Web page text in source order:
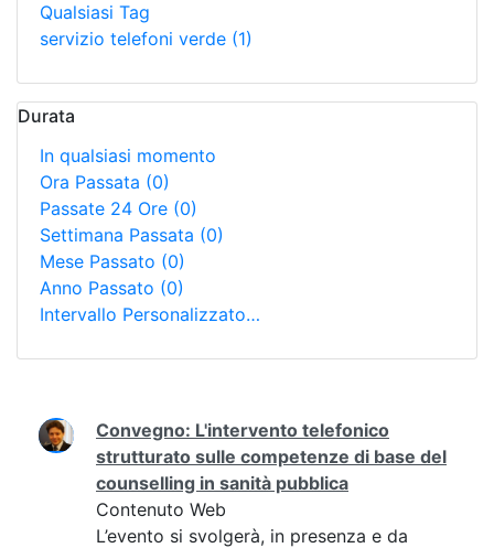
Qualsiasi Tag
servizio telefoni verde (1)
Durata
In qualsiasi momento
Ora Passata (0)
Passate 24 Ore (0)
Settimana Passata (0)
Mese Passato (0)
Anno Passato (0)
Intervallo Personalizzato…
Ricerca
Convegno: L'intervento telefonico
strutturato sulle competenze di base del
counselling in sanità pubblica
Contenuto Web
L’evento si svolgerà, in presenza e da